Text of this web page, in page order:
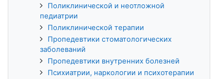
Поликлинической и неотложной
педиатрии
Поликлинической терапии
Пропедевтики стоматологических
заболеваний
Пропедевтики внутренних болезней
Психиатрии, наркологии и психотерапии